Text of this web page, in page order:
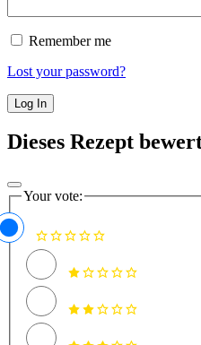
Remember me
Lost your password?
Dieses Rezept
Your vote: